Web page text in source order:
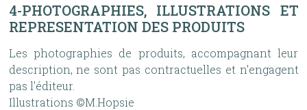
4-PHOTOGRAPHIES, ILLUSTRATIONS ET
REPRESENTATION DES PRODUITS
Les photographies de produits, accompagnant leur
description, ne sont pas contractuelles et n'engagent
pas l'éditeur.
Illustrations ©M.Hopsie